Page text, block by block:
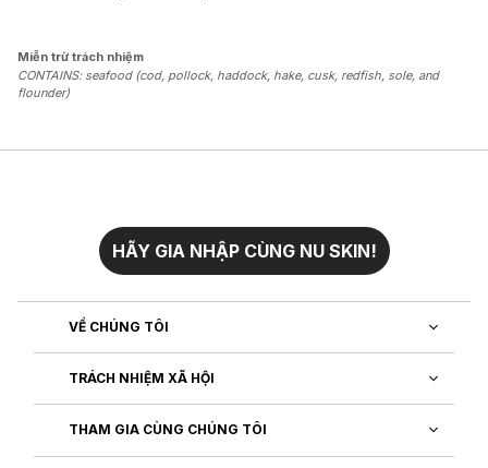
Miễn trừ trách nhiệm
CONTAINS: seafood (cod, pollock, haddock, hake, cusk, redfish, sole, and
flounder)
HÃY GIA NHẬP CÙNG NU SKIN!
VỀ CHÚNG TÔI
TRÁCH NHIỆM XÃ HỘI
THAM GIA CÙNG CHÚNG TÔI